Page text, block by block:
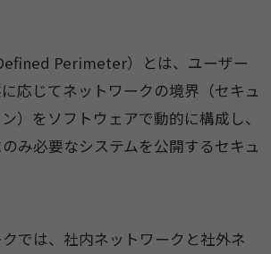
Perimeter）とは、ユーザー
応じてネットワークの境界（セキュ
）をソフトウェアで動的に構成し、
み必要なシステムを公開するセキュ
では、社内ネットワークと社外ネ